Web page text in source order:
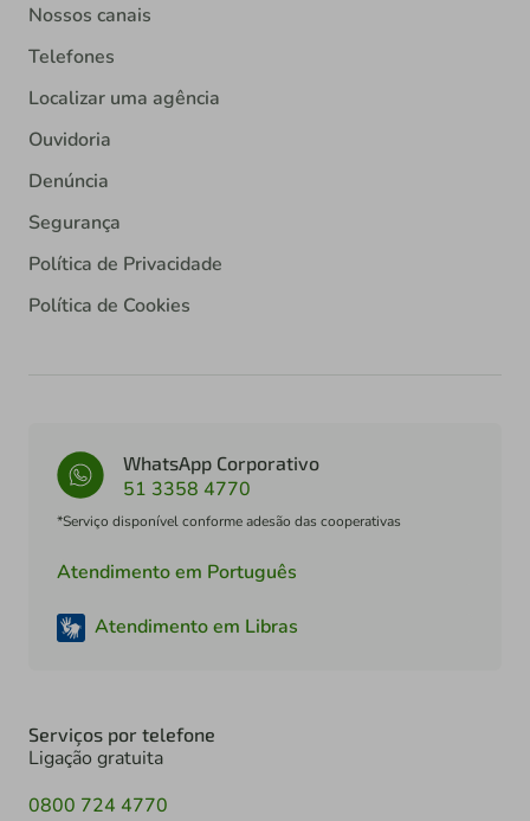
Nossos canais
Telefones
Localizar uma agência
Ouvidoria
Denúncia
Segurança
Política de Privacidade
Política de Cookies
WhatsApp Corporativo
51 3358 4770
*Serviço disponível conforme adesão das cooperativas
Atendimento em Português
Atendimento em Libras
Serviços por telefone
Ligação gratuita
0800 724 4770